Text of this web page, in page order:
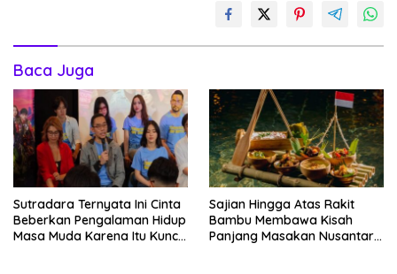
Baca Juga
Sutradara Ternyata Ini Cinta
Beberkan Pengalaman Hidup
Masa Muda Karena Itu Kunci
Sajian Hingga Atas Rakit
Bambu Membawa Kisah
Panjang Masakan Nusantara